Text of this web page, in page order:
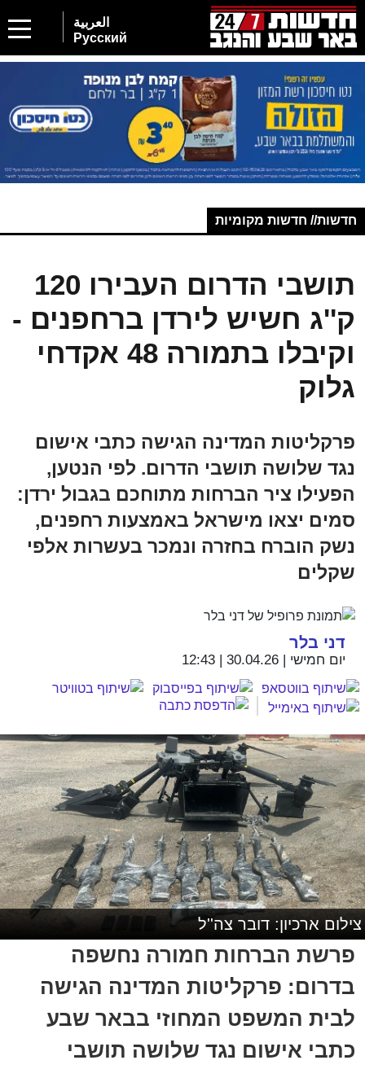
العربية
Русский
חדשות// חדשות מקומיות
תושבי הדרום העבירו 120
ק''ג חשיש לירדן ברחפנים -
וקיבלו בתמורה 48 אקדחי
גלוק
פרקליטות המדינה הגישה כתבי אישום
נגד שלושה תושבי הדרום. לפי הנטען,
הפעילו ציר הברחות מתוחכם בגבול ירדן:
סמים יצאו מישראל באמצעות רחפנים,
נשק הוברח בחזרה ונמכר בעשרות אלפי
שקלים
דני בלר
יום חמישי | 30.04.26 | 12:43
צילום ארכיון: דובר צה''ל
פרשת הברחות חמורה נחשפה
בדרום: פרקליטות המדינה הגישה
לבית המשפט המחוזי בבאר שבע
כתבי אישום נגד שלושה תושבי